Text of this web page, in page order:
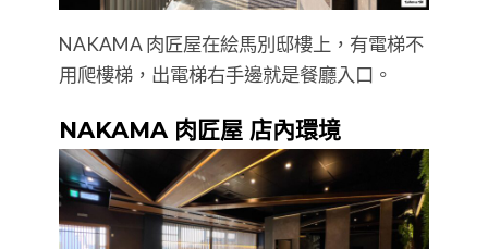
NAKAMA 肉匠屋在絵馬別邸樓上，有電梯不
用爬樓梯，出電梯右手邊就是餐廳入口。
NAKAMA 肉匠屋 店內環境